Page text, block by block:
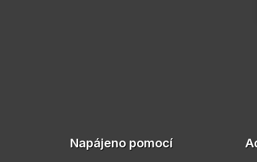
Napájeno pomocí